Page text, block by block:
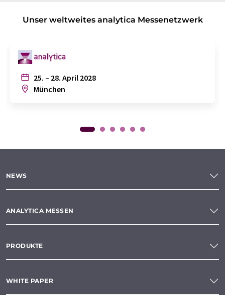
Unser weltweites analytica Messenetzwerk
25. – 28. April 2028
München
NEWS
ANALYTICA MESSEN
PRODUKTE
WHITE PAPER